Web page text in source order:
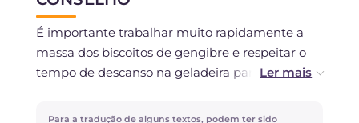
por 3-4 dias. A massa crua pode ser conservada
na geladeira por 4 dias ou congelada por cerca
de um mês.
É importante trabalhar muito rapidamente a
massa dos biscoitos de gengibre e respeitar o
tempo de descanso na geladeira para poder
Para a tradução de alguns textos, podem ter sido